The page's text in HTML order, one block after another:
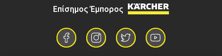
Επίσημος Έμπορος